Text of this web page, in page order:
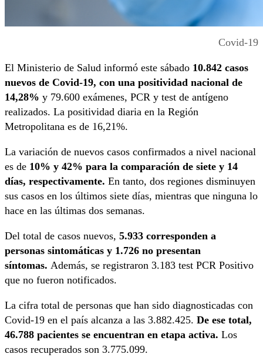
Covid-19
El Ministerio de Salud informó este sábado 10.842 casos
nuevos de Covid-19, con una positividad nacional de
14,28% y 79.600 exámenes, PCR y test de antígeno
realizados. La positividad diaria en la Región
Metropolitana es de 16,21%.
La variación de nuevos casos confirmados a nivel nacional
es de 10% y 42% para la comparación de siete y 14
días, respectivamente. En tanto, dos regiones disminuyen
sus casos en los últimos siete días, mientras que ninguna lo
hace en las últimas dos semanas.
Del total de casos nuevos, 5.933 corresponden a
personas sintomáticas y 1.726 no presentan
síntomas. Además, se registraron 3.183 test PCR Positivo
que no fueron notificados.
La cifra total de personas que han sido diagnosticadas con
Covid-19 en el país alcanza a las 3.882.425. De ese total,
46.788 pacientes se encuentran en etapa activa. Los
casos recuperados son 3.775.099.